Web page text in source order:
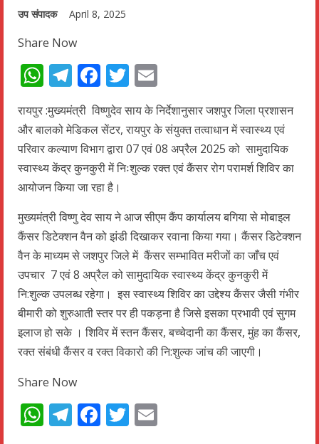
उप संपादक April 8, 2025
Share Now
WhatsApp
Telegram
Facebook
Twitter
रायपुर :मुख्यमंत्री विष्णुदेव साय के निर्देशानुसार जशपुर जिला प्रशासन
और बालको मेडिकल सेंटर, रायपुर के संयुक्त तत्वाधान में स्वास्थ्य एवं
परिवार कल्याण विभाग द्वारा 07 एवं 08 अप्रैल 2025 को सामुदायिक
स्वास्थ्य केंद्र कुनकुरी में निःशुल्क रक्त एवं कैंसर रोग परामर्श शिविर का
आयोजन किया जा रहा है।
मुख्यमंत्री विष्णु देव साय ने आज सीएम कैंप कार्यालय बगिया से मोबाइल
कैंसर डिटेक्शन वैन को झंडी दिखाकर रवाना किया गया। कैंसर डिटेक्शन
वैन के माध्यम से जशपुर जिले में कैंसर सम्भावित मरीजों का जाँच एवं
उपचार 7 एवं 8 अप्रैल को सामुदायिक स्वास्थ्य केंद्र कुनकुरी में
नि:शुल्क उपलब्ध रहेगा। इस स्वास्थ्य शिविर का उद्देश्य कैंसर जैसी गंभीर
बीमारी को शुरुआती स्तर पर ही पकड़ना है जिसे इसका प्रभावी एवं सुगम
इलाज हो सके । शिविर में स्तन कैंसर, बच्चेदानी का कैंसर, मुंह का कैंसर,
रक्त संबंधी कैंसर व रक्त विकारो की नि:शुल्क जांच की जाएगी।
Share Now
WhatsApp
Telegram
Facebook
Twitter